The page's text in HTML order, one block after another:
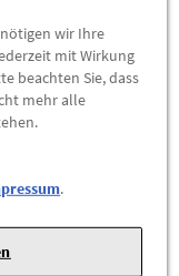
Connect /
Ford Grand
wir Ihre
mit Wirkung
beachten Sie, dass
mehr alle
.